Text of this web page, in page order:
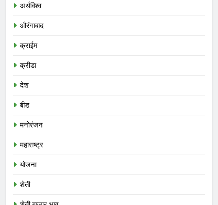
अर्थविश्व
औरंगाबाद
क्राईम
क्रीडा
देश
बीड
मनोरंजन
महाराष्ट्र
योजना
शेती